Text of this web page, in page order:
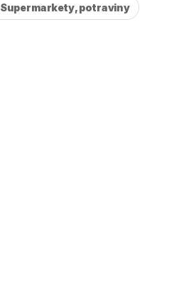
Supermarkety, potraviny